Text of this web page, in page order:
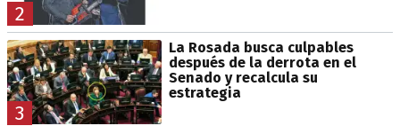
2
3
La Rosada busca culpables
después de la derrota en el
Senado y recalcula su
estrategia